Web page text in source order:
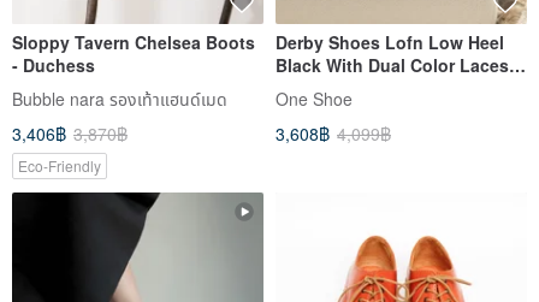
Sloppy Tavern Chelsea Boots
- Duchess
Bubble nara รองเท้าแฮนด์เมด
3,406฿ 3,870฿
Eco-Friendly
Derby Shoes Lofn Low Heel
Black With Dual Color Laces
Taiwan Handmade
One Shoe
3,608฿ 4,099฿